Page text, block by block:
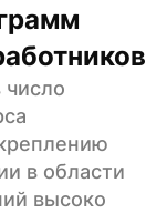
в области
высоко